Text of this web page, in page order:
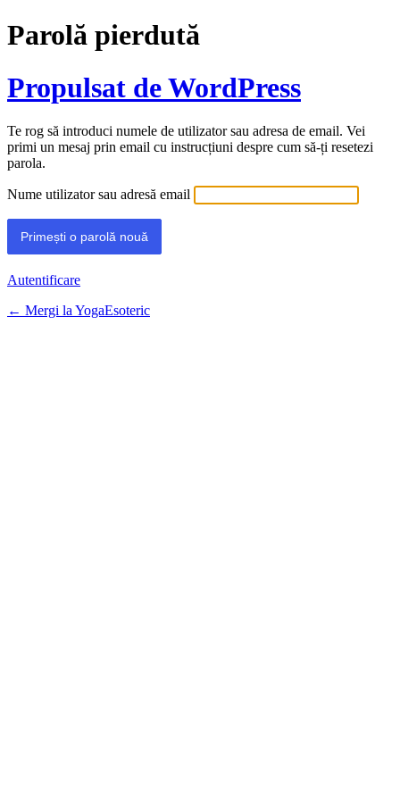
Parolă pierdută
Propulsat de WordPress
Te rog să introduci numele de utilizator sau adresa de email. Vei
primi un mesaj prin email cu instrucțiuni despre cum să-ți resetezi
parola.
Nume utilizator sau adresă email
Autentificare
← Mergi la YogaEsoteric